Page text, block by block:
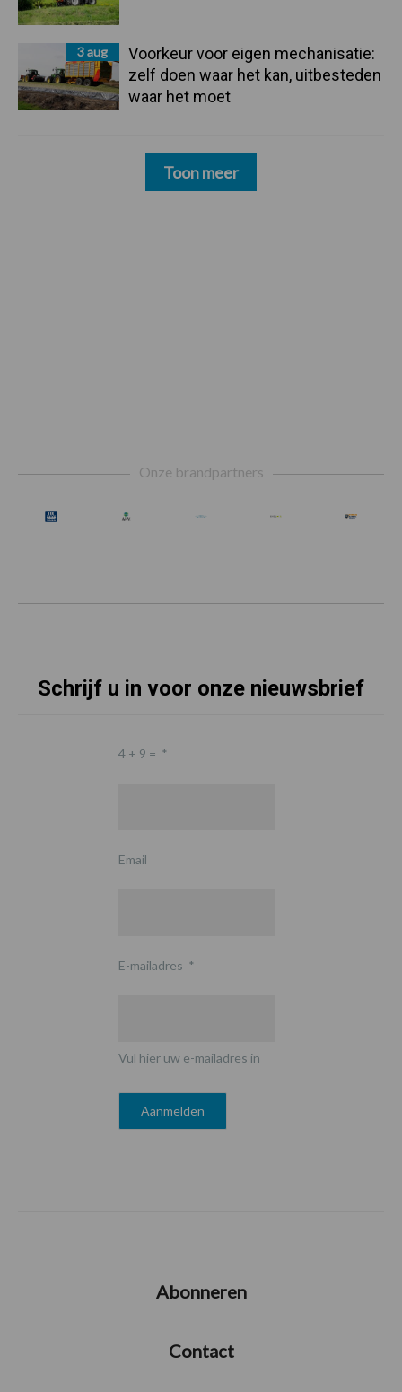
3 aug
Voorkeur voor eigen mechanisatie:
zelf doen waar het kan, uitbesteden
waar het moet
Toon meer
Onze brandpartners
Schrijf u in voor onze nieuwsbrief
4 + 9 = *
Email
E-mailadres *
Vul hier uw e-mailadres in
Abonneren
Contact